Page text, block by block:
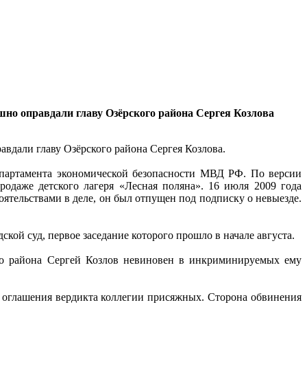
оправдали главу Озёрского района Сергея Козлова
главу Озёрского района Сергея Козлова.
экономической безопасности МВД РФ. По версии
детского лагеря «Лесная поляна». 16 июля 2009 года
в деле, он был отпущен под подписку о невыезде.
суд, первое заседание которого прошло в начале августа.
района Сергей Козлов невиновен в инкриминируемых ему
вердикта коллегии присяжных. Сторона обвинения